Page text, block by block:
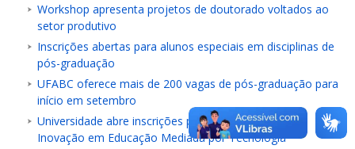
Workshop apresenta projetos de doutorado voltados ao
setor produtivo
Inscrições abertas para alunos especiais em disciplinas de
pós-graduação
UFABC oferece mais de 200 vagas de pós-graduação para
início em setembro
Universidade abre inscrições para Especialização em
Inovação em Educação Mediada por Tecnologia